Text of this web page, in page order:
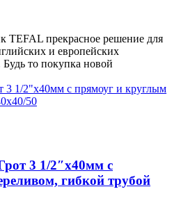
TEFAL прекрасное решение для
и европейских
Будь то покупка новой
3 1/2″х40мм с
гибкой трубой